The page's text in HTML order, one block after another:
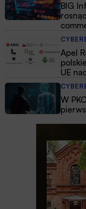
BIG
Apel
UE
W